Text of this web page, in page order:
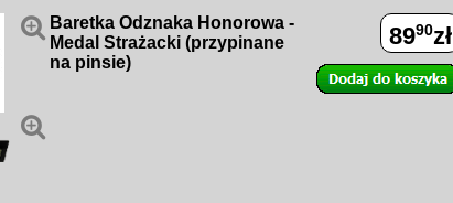


Baretka Odznaka Honorowa -
Medal Strażacki (przypinane
na pinsie)
8990zł